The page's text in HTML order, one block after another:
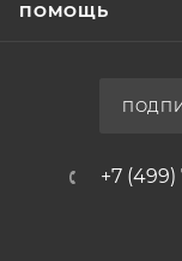
ПОМОЩЬ
+7